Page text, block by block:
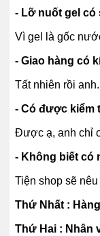
- Lỡ nuốt gel có
Vì gel là gốc
- Giao hàng có
Tất nhiên rồi
- Có được kiểm
Được ạ, anh chỉ
- Không biết có
Tiện shop sẽ
Thứ Nhất :
Thứ Hai : Nhân